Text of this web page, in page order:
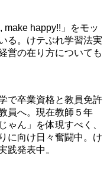
happy!!」をモッ
る。けテぶれ学習法実
営の在り方についても
で卒業資格と教員免許
員へ。現在教師５年
ゃん」を体現すべく、
に向け日々奮闘中。け
践発表中。